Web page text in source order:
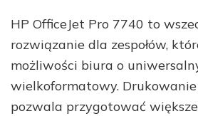
HP OfficeJet Pro 7740 to
rozwiązanie dla zespołów,
możliwości biura o
wielkoformatowy.
pozwala przygotować